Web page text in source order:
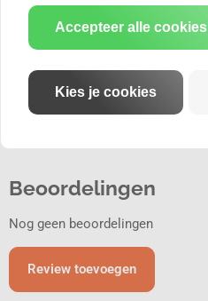
 Audi
 Mercedes Benz
 seat / Cupra
 Skoda
Beoordelingen
Nog geen beoordelingen
Review toevoegen
Accepteer alle cookies
Kies je cookies